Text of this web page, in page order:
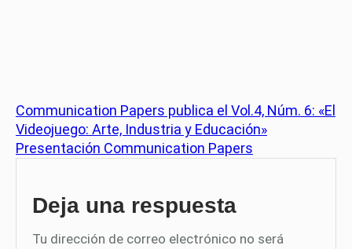
Communication Papers publica el Vol.4, Núm. 6: «El
Videojuego: Arte, Industria y Educación»
Presentación Communication Papers
Deja una respuesta
Tu dirección de correo electrónico no será